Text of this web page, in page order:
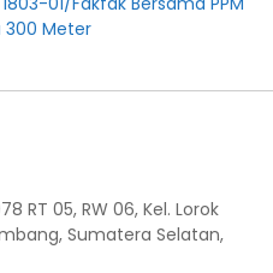
300 Meter
RT 05, RW 06, Kel. Lorok
Sumatera Selatan,